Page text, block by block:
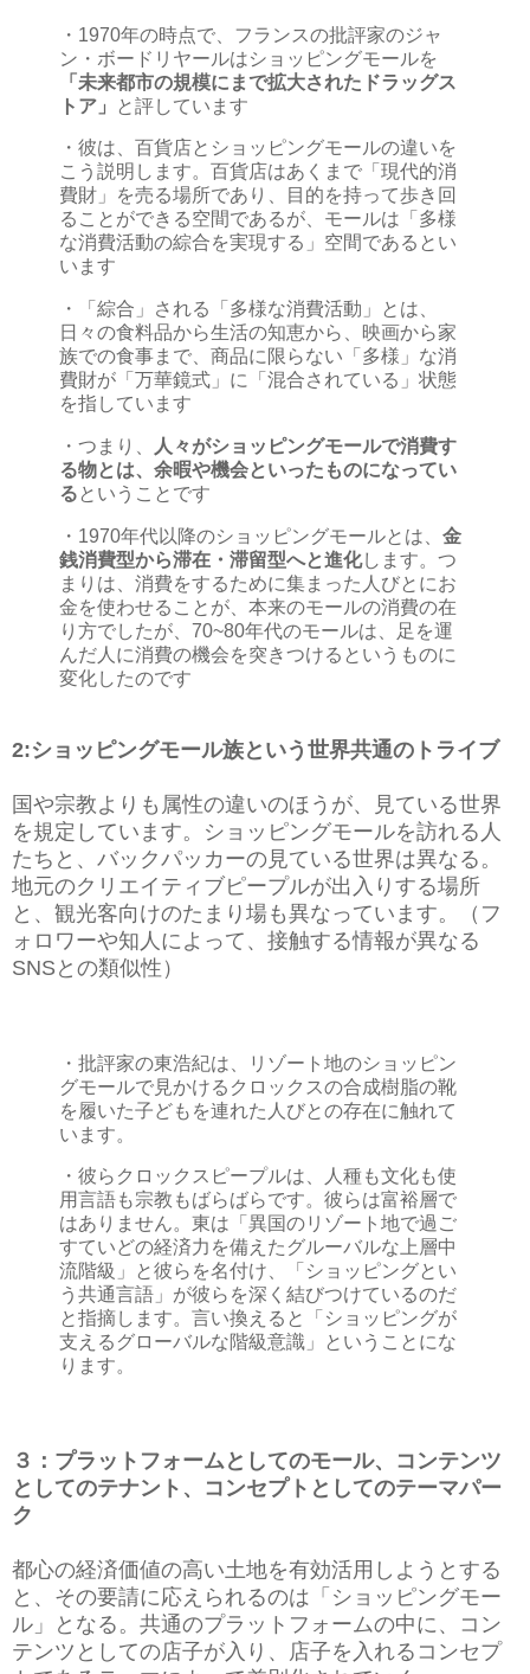
・1970年の時点で、フランスの批評家のジャ
ン・ボードリヤールはショッピングモールを
「未来都市の規模にまで拡大されたドラッグス
トア」
と評しています
・彼は、百貨店とショッピングモールの違いを
こう説明します。百貨店はあくまで「現代的消
費財」を売る場所であり、目的を持って歩き回
ることができる空間であるが、モールは「多様
な消費活動の綜合を実現する」空間であるとい
います
・「綜合」される「多様な消費活動」とは、
日々の食料品から生活の知恵から、映画から家
族での食事まで、商品に限らない「多様」な消
費財が「万華鏡式」に「混合されている」状態
を指しています
・つまり、
人々がショッピングモールで消費す
る物とは、余暇や機会といったものになってい
る ということです
・1970年代以降のショッピングモールとは、 金
銭消費型から滞在・滞留型へと進化します。つ
まりは、消費をするために集まった人びとにお
金を使わせることが、本来のモールの消費の在
り方でしたが、70~80年代のモールは、足を運
んだ人に消費の機会を突きつけるというものに
変化したのです
2:ショッピングモール族という世界共通のトライブ
国や宗教よりも属性の違いのほうが、見ている世界
を規定しています。ショッピングモールを訪れる人
たちと、バックパッカーの見ている世界は異なる。
地元のクリエイティブピープルが出入りする場所
と、観光客向けのたまり場も異なっています。（フ
ォロワーや知人によって、接触する情報が異なる
SNSとの類似性）
・批評家の東浩紀は、リゾート地のショッピン
グモールで見かけるクロックスの合成樹脂の靴
を履いた子どもを連れた人びとの存在に触れて
います。
・彼らクロックスピープルは、人種も文化も使
用言語も宗教もばらばらです。彼らは富裕層で
はありません。東は「異国のリゾート地で過ご
すていどの経済力を備えたグルーバルな上層中
流階級」と彼らを名付け、「ショッピングとい
う共通言語」が彼らを深く結びつけているのだ
と指摘します。言い換えると「ショッピングが
支えるグローバルな階級意識」ということにな
ります。
３：プラットフォームとしてのモール、コンテンツ
としてのテナント、コンセプトとしてのテーマパー
ク
都心の経済価値の高い土地を有効活用しようとする
と、その要請に応えられるのは「ショッピングモー
ル」となる。 共通のプラットフォームの中に、コン
テンツとしての店子が入り、店子を入れるコンセプ